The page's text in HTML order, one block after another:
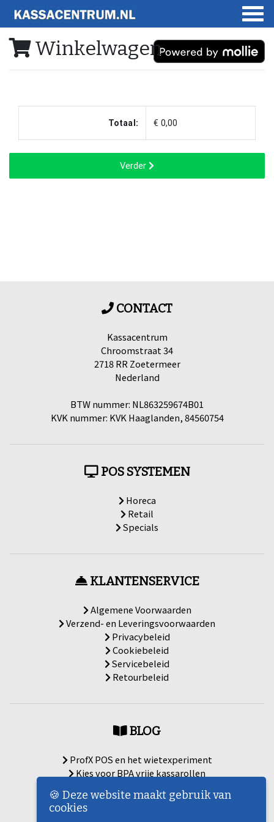
Winkelwagen
Totaal: € 0,00
Verder
CONTACT
Kassacentrum
Chroomstraat 34
2718 RR Zoetermeer
Nederland
BTW nummer: NL863259674B01
KVK nummer: KVK Haaglanden, 84560754
POS SYSTEMEN
Horeca
Retail
Specials
KLANTENSERVICE
Algemene Voorwaarden
Verzend- en Leveringsvoorwaarden
Privacybeleid
Cookiebeleid
Servicebeleid
Retourbeleid
BLOG
ProfX POS en het wietexperiment
Kies voor BPA vrije kassarollen
ProfX POS en de Museumjaarkaart
Met ProfX POS de zomer door
🍪 Deze website maakt gebruik van
cookies